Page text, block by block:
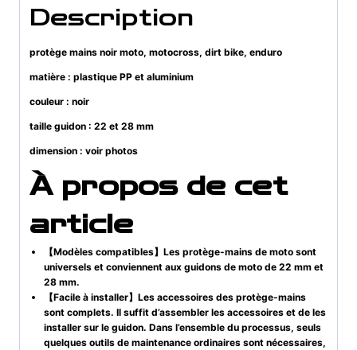
Description
protège mains noir moto, motocross, dirt bike, enduro
matière : plastique PP et aluminium
couleur : noir
taille guidon : 22 et 28 mm
dimension : voir photos
À propos de cet
article
【Modèles compatibles】Les protège-mains de moto sont
universels et conviennent aux guidons de moto de 22 mm et
28 mm.
【Facile à installer】Les accessoires des protège-mains
sont complets. Il suffit d’assembler les accessoires et de les
installer sur le guidon. Dans l’ensemble du processus, seuls
quelques outils de maintenance ordinaires sont nécessaires,